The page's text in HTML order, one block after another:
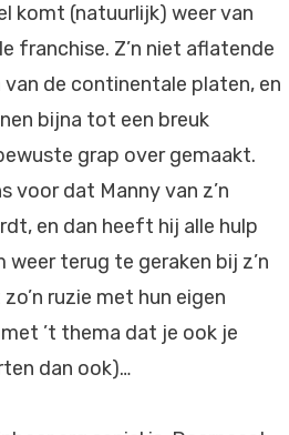
komt (natuurlijk) weer van
franchise. Z’n niet aflatende
de continentale platen, en
bijna tot een breuk
grap over gemaakt.
voor dat Manny van z’n
en dan heeft hij alle hulp
terug te geraken bij z’n
ruzie met hun eigen
’t thema dat je ook je
dan ook)…